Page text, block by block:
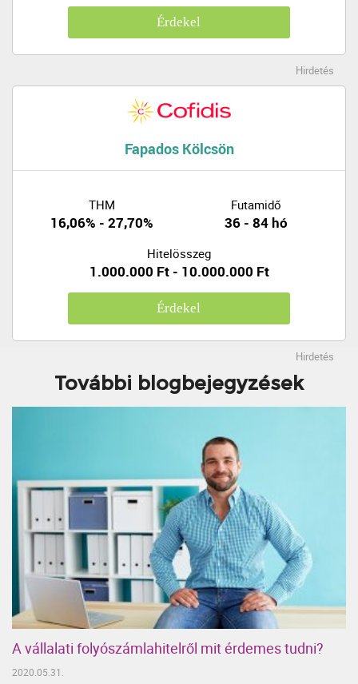
Érdekel
Hirdetés
Fapados Kölcsön
THM
16,06% - 27,70%
Futamidő
36 - 84 hó
Hitelösszeg
1.000.000 Ft - 10.000.000 Ft
Érdekel
Hirdetés
További blogbejegyzések
A vállalati folyószámlahitelről mit érdemes tudni?
2020.05.31.